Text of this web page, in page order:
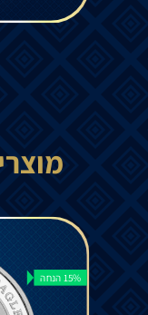
15% הנחה